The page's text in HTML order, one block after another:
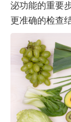
泌功能的重要
更准确的检查